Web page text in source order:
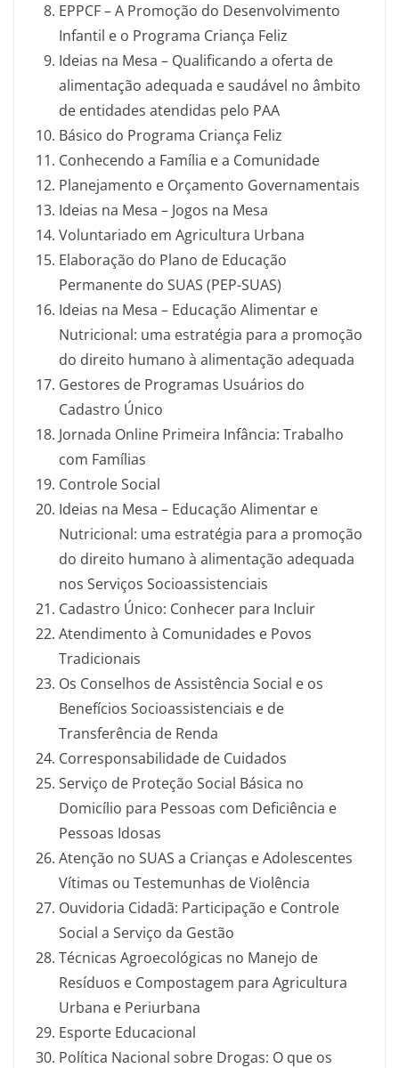
EPPCF – A Promoção do Desenvolvimento
Infantil e o Programa Criança Feliz
Ideias na Mesa – Qualificando a oferta de
alimentação adequada e saudável no âmbito
de entidades atendidas pelo PAA
Básico do Programa Criança Feliz
Conhecendo a Família e a Comunidade
Planejamento e Orçamento Governamentais
Ideias na Mesa – Jogos na Mesa
Voluntariado em Agricultura Urbana
Elaboração do Plano de Educação
Permanente do SUAS (PEP-SUAS)
Ideias na Mesa – Educação Alimentar e
Nutricional: uma estratégia para a promoção
do direito humano à alimentação adequada
Gestores de Programas Usuários do
Cadastro Único
Jornada Online Primeira Infância: Trabalho
com Famílias
Controle Social
Ideias na Mesa – Educação Alimentar e
Nutricional: uma estratégia para a promoção
do direito humano à alimentação adequada
nos Serviços Socioassistenciais
Cadastro Único: Conhecer para Incluir
Atendimento à Comunidades e Povos
Tradicionais
Os Conselhos de Assistência Social e os
Benefícios Socioassistenciais e de
Transferência de Renda
Corresponsabilidade de Cuidados
Serviço de Proteção Social Básica no
Domicílio para Pessoas com Deficiência e
Pessoas Idosas
Atenção no SUAS a Crianças e Adolescentes
Vítimas ou Testemunhas de Violência
Ouvidoria Cidadã: Participação e Controle
Social a Serviço da Gestão
Técnicas Agroecológicas no Manejo de
Resíduos e Compostagem para Agricultura
Urbana e Periurbana
Esporte Educacional
Política Nacional sobre Drogas: O que os